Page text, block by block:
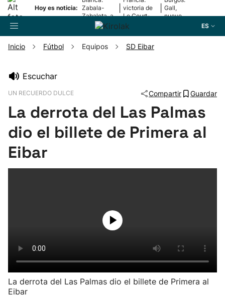
Hoy es noticia: Zabala-
Zabaleta, a
la final
victoria de
Le Court-
Pienaar
Gall,
nuevo
ES
Pelota
Remo
Kirolak 360
Inicio Fútbol Equipos SD Eibar
Escuchar
UN RECUERDO DULCE Compartir Guardar
La derrota del Las Palmas
dio el billete de Primera al
Eibar
La derrota del Las Palmas dio el billete de Primera al
Eibar